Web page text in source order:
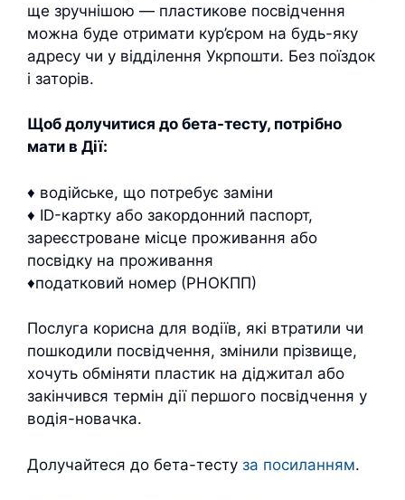
ще зручнішою — пластикове посвідчення
можна буде отримати кур’єром на будь-яку
адресу чи у відділення Укрпошти. Без поїздок
і заторів.
Щоб долучитися до бета-тесту, потрібно
мати в Дії:
♦ водійське, що потребує заміни
♦ ID-картку або закордонний паспорт,
зареєстроване місце проживання або
посвідку на проживання
♦податковий номер (РНОКПП)
Послуга корисна для водіїв, які втратили чи
пошкодили посвідчення, змінили прізвище,
хочуть обміняти пластик на діджитал або
закінчився термін дії першого посвідчення у
водія-новачка.
Долучайтеся до бета-тесту за посиланням.